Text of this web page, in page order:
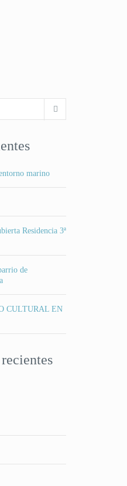
marino
Residencia 3ª
de
CULTURAL EN